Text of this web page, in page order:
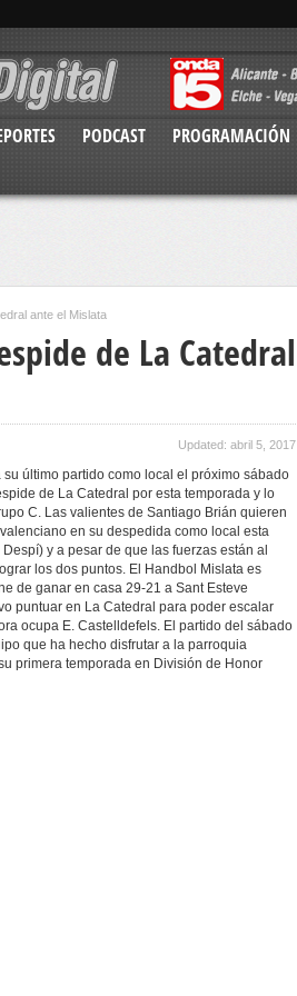
PODCAST PROGRAMACIÓN
ante el Mislata
de La Catedral
Updated: abril 5, 2017
último partido como local el próximo sábado
de La Catedral por esta temporada y lo
C. Las valientes de Santiago Brián quieren
en su despedida como local esta
y a pesar de que las fuerzas están al
los dos puntos. El Handbol Mislata es
de ganar en casa 29-21 a Sant Esteve
puntuar en La Catedral para poder escalar
ocupa E. Castelldefels. El partido del sábado
que ha hecho disfrutar a la parroquia
primera temporada en División de Honor